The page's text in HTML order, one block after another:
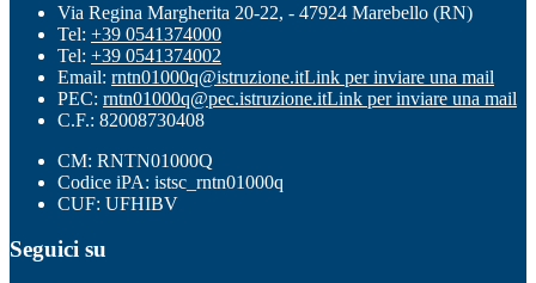
Via Regina Margherita 20-22, - 47924 Marebello (RN)
Tel: +39 0541374000
Tel: +39 0541374002
Email: rntn01000q@istruzione.itLink per inviare una mail
PEC: rntn01000q@pec.istruzione.itLink per inviare una mail
C.F.: 82008730408
CM: RNTN01000Q
Codice iPA: istsc_rntn01000q
CUF: UFHIBV
Seguici su